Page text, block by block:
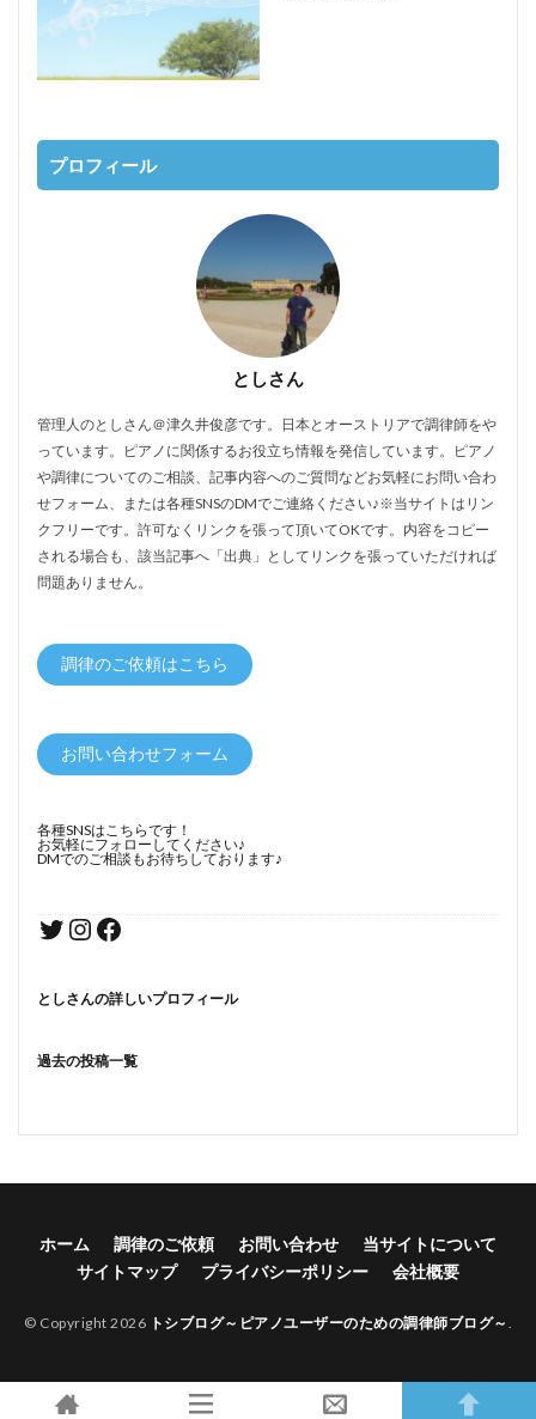
プロフィール
としさん
管理人のとしさん＠津久井俊彦です。日本とオーストリアで調律師をや
っています。ピアノに関係するお役立ち情報を発信しています。ピアノ
や調律についてのご相談、記事内容へのご質問などお気軽にお問い合わ
せフォーム、または各種SNSのDMでご連絡ください♪※当サイトはリン
クフリーです。許可なくリンクを張って頂いてOKです。内容をコピー
される場合も、該当記事へ「出典」としてリンクを張っていただければ
問題ありません。
調律のご依頼はこちら
お問い合わせフォーム
各種SNSはこちらです！
お気軽にフォローしてください♪
DMでのご相談もお待ちしております♪
としさんの詳しいプロフィール
過去の投稿一覧
ホーム 調律のご依頼 お問い合わせ
当サイトについて
サイトマップ
プライバシーポリシー 会社概要
© Copyright 2026 トシブログ～ピアノユーザーのための調律師ブログ～